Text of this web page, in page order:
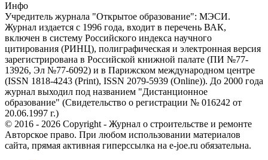
Инфо
Учредитель журнала "Открытое образование": МЭСИ.
Журнал издается с 1996 года, входит в перечень ВАК,
включен в систему Российского индекса научного
цитирования (РИНЦ), полиграфическая и электронная версия
зарегистрирована в Российской книжной палате (ПИ №77-
13926, Эл №77-6092) и в Парижском международном центре
(ISSN 1818-4243 (Print), ISSN 2079-5939 (Online)). До 2000 года
журнал выходил под названием "Дистанционное
образование" (Свидетельство о регистрации № 016242 от
20.06.1997 г.)
© 2016 - 2026 Copyright - Журнал о строительстве и ремонте
Авторское право. При любом использовании материалов
сайта, прямая активная гиперссылка на e-joe.ru обязательна.